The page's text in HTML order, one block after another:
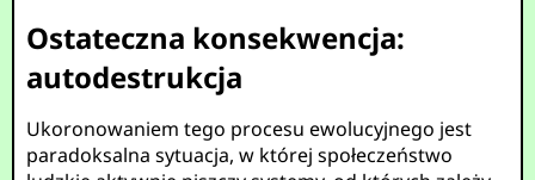
Ostateczna konsekwencja:
autodestrukcja
Ukoronowaniem tego procesu ewolucyjnego jest
paradoksalna sytuacja, w której społeczeństwo